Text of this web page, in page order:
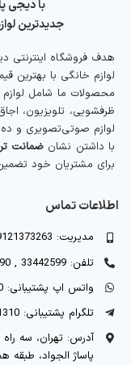
با دیجی
جدیدترین
هدف فروشگاه اینترنتی
لوازم خانگی با بهترین
محصولات ما شامل
ظرفشویی، تلویزیون،
لوازم صوتی‌تصویری و
با داشتن نشان ضمانت
برای مشتریان خود
اطلاعات تماس
مدیریت: 09121373263
تلفن: 33442599 , 33442590-021
واتس اپ پشتیبانی: 09122391310
تلگرام پشتیبانی: 09372391310
آدرس: تهران، سه
پاساژ الجواد، طبقه همکف، پلاک 21،